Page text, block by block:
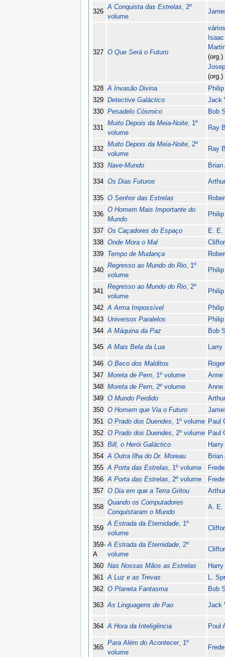
326
A Conquista das Estrelas, 2º
volume
327 O Que Será o Futuro
vários
(org.)
(org.)
328 A Invasão Divina
329 Detective Galáctico
Jack
330 Pesadelo Cósmico Bob
331
Muito Depois da Meia-Noite, 1º
volume
Ray
332
Muito Depois da Meia-Noite, 2º
volume
Ray
333 Nave-Mundo
334 Os Dias Futuros
335 O Senhor das Estrelas
336
O Homem Mais Importante do
Mundo
337 Os Caçadores do Espaço
E. E.
338 Onde Mora o Mal
339 Tempo de Mudança
340
Regresso ao Mundo do Rio, 1º
volume
341
Regresso ao Mundo do Rio, 2º
volume
342 A Arma Impossível
343 Universos Paralelos
344 A Máquina da Paz Bob
345 A Mais Bela da Lua Larry
346 O Beco dos Malditos
347 Moreta de Pern, 1º volume
Anne
348 Moreta de Pern, 2º volume
Anne
349 O Mundo Perdido
350 O Homem que Via o Futuro
351 O Prado dos Duendes, 1º volume Paul
352 O Prado dos Duendes, 2º volume Paul
353 Bill, o Herói Galáctico
354 A Outra Ilha do Dr. Moreau
355 A Porta das Estrelas, 1º volume
356 A Porta das Estrelas, 2º volume
357 O Dia em que a Terra Gritou
358
Quando os Computadores
Conquistaram o Mundo
A. E.
359
A Estrada da Eternidade, 1º
volume
359-
A
A Estrada da Eternidade, 2º
volume
360 Nas Nossas Mãos as Estrelas
361 A Luz e as Trevas
L.
362 O Planeta Fantasma Bob
363 As Linguagens de Pao Jack
364 A Hora da Inteligência Poul
365
Para Além do Acontecer, 1º
volume